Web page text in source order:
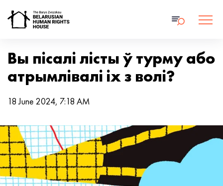
Вы пісалі лісты ў турму або
атрымлівалі іх з волі?
18 June 2024, 7:18 AM